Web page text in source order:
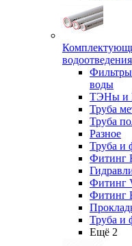
водоотведения
воды
ТЭНы и
Труба
Труба
Разное
Труба и
Фитинг
Фитинг
Фитинг
Труба и
Ещё 2